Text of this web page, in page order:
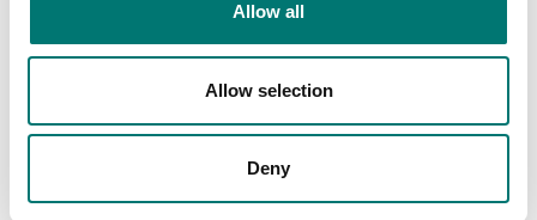
Allow all
Allow selection
Deny
1 g - 2 kg Vikter